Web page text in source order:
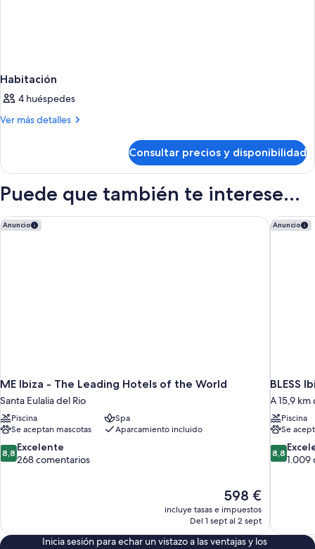
Habitación
4 huéspedes
Ver más detalles
Más
Consultar precios y disponibilidad
Puede que también te interese...
Anuncio
ME Ibiza - The Leading Hotels of the World
Santa Eulalia del Rio
Piscina
Spa
Se aceptan mascotas
Aparcamiento incluido
8.8
sobre
8,8 Excelente
268 comentarios
El
precio
actual
de
598 €
incluye tasas e impuestos
Del 1 sept al 2 sept
ME Ibiza - The Leading Hotels of the World Anuncio
BLESS
A 15,9 km
Piscina
Se
8.8
sobre
8,8
1.009
BLESS
Inicia sesión para echar un vistazo a las ventajas y los